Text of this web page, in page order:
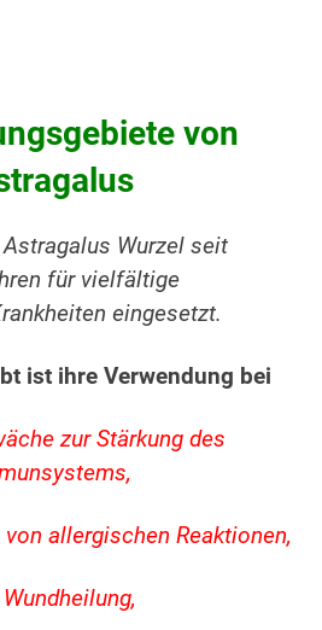
von
Wurzel seit
für vielfältige
eingesetzt.
ist ihre Verwendung bei
zur Stärkung des
allergischen Reaktionen,